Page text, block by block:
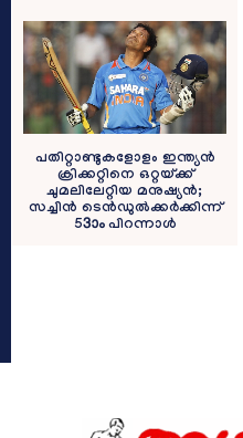
പതിറ്റാണ്ടുകളോളം ഇന്ത്യന്‍
ക്രിക്കറ്റിനെ ഒറ്റയ്ക്ക്
ചുമലിലേറ്റിയ മനുഷ്യന്‍;
സച്ചിന്‍ ടെന്‍ഡുല്‍ക്കര്‍ക്കിന്ന്
53ാം പിറന്നാള്‍